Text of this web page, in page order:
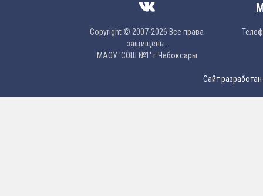
Copyright © 2007-2026 Все права
защищены.
МAОУ 'CОШ №1' г.Чебоксары
Сайт